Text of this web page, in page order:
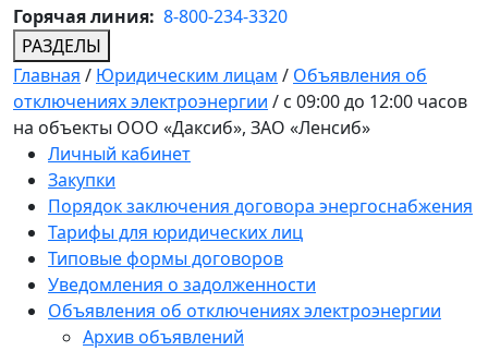
Горячая линия: 8-800-234-3320
РАЗДЕЛЫ
Главная / Юридическим лицам / Объявления об
отключениях электроэнергии / c 09:00 до 12:00 часов
на объекты ООО «Даксиб», ЗАО «Ленсиб»
Личный кабинет
Закупки
Порядок заключения договора энергоснабжения
Тарифы для юридических лиц
Типовые формы договоров
Уведомления о задолженности
Объявления об отключениях электроэнергии
Архив объявлений